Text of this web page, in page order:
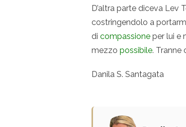
D’altra parte diceva Lev
costringendolo a
di compassione per lui e
mezzo possibile. Tranne
Danila S. Santagata